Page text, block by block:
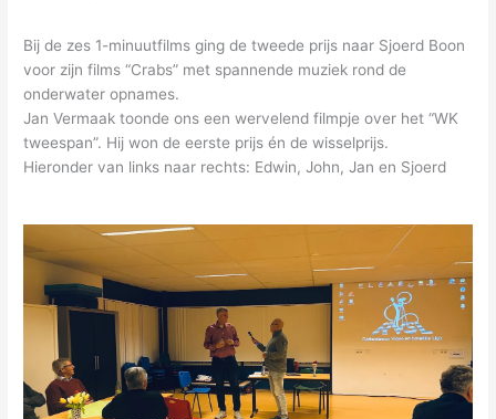
Bij de zes 1-minuutfilms ging de tweede prijs naar Sjoerd Boon
voor zijn films “Crabs” met spannende muziek rond de
onderwater opnames.
Jan Vermaak toonde ons een wervelend filmpje over het “WK
tweespan”. Hij won de eerste prijs én de wisselprijs.
Hieronder van links naar rechts: Edwin, John, Jan en Sjoerd